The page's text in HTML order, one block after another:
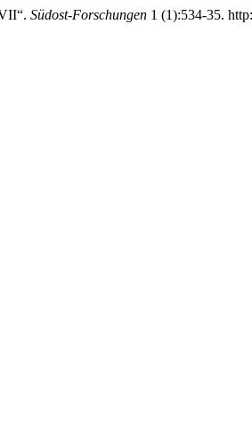
Südost-Forschungen 1 (1):534-35.